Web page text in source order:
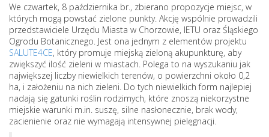
We czwartek, 8 października br., zbierano propozycje miejsc, w
których mogą powstać zielone punkty. Akcję wspólnie prowadzili
przedstawiciele Urzędu Miasta w Chorzowie, IETU oraz Śląskiego
Ogrodu Botanicznego. Jest ona jednym z elementów projektu
SALUTE4CE, który promuje miejską zieloną akupunkturę, aby
zwiększyć ilość zieleni w miastach. Polega to na wyszukaniu jak
największej liczby niewielkich terenów, o powierzchni około 0,2
ha, i założeniu na nich zieleni. Do tych niewielkich form najlepiej
nadają się gatunki roślin rodzimych, które znoszą niekorzystne
miejskie warunki m.in. suszę, silne nasłonecznie, brak wody,
zacienienie oraz nie wymagają intensywnej pielęgnacji.